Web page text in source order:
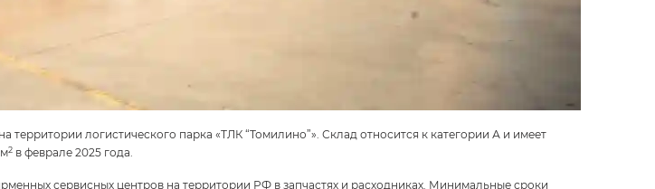
логистического парка «ТЛК “Томилино”». Склад относится к категории А и имеет
2 в феврале 2025 года.
сервисных центров на территории РФ в запчастях и расходниках. Минимальные сроки